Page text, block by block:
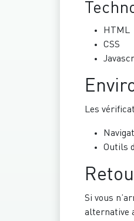
HTML
CSS
Les
Outils
Si vous
alternative